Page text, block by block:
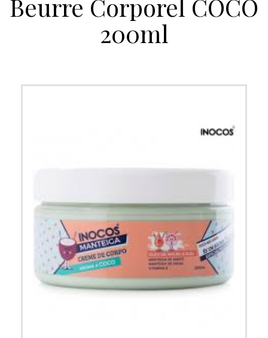
Beurre Corporel COCO
200ml